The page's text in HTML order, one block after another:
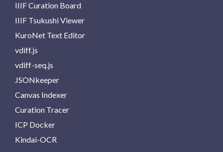
IIIF Curation Board
IIIF Tsukushi Viewer
KuroNet Text Editor
vdiff.js
vdiff-seq.js
JSONkeeper
Canvas Indexer
Curation Tracer
ICP Docker
Kindai-OCR